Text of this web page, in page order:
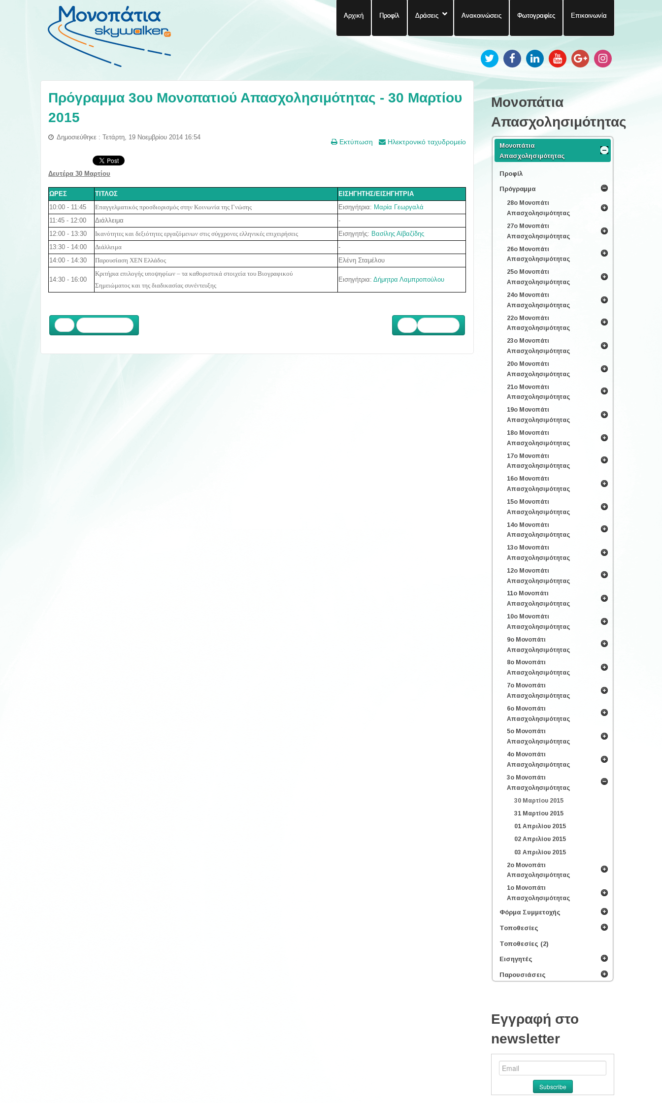
Αρχική Προφίλ Δράσεις Ανακοινώσεις Φωτογραφίες Επικοινωνία
Πρόγραμμα 3ου Μονοπατιού Απασχολησιμότητας - 30 Μαρτίου
2015
Εκτύπωση Ηλεκτρονικό ταχυδρομείο
Δημοσιεύθηκε : Τετάρτη, 19 Νοεμβρίου 2014 16:54
Δευτέρα 30 Μαρτίου
ΩΡΕΣ ΤΙΤΛΟΣ
ΕΙΣΗΓΗΤΗΣ/ΕΙΣΗΓΗΤΡΙΑ
10:00 - 11:45
Επαγγελματικός προσδιορισμός στην Κοινωνία της Γνώσης Εισηγήτρια: Μαρία Γεωργαλά
11:45 - 12:00
Διάλλειμα
-
12:00 - 13:30
Ικανότητες και δεξιότητες εργαζόμενων στις σύγχρονες ελληνικές επιχειρήσεις Εισηγητής: Βασίλης Αϊβαζίδης
13:30 - 14:00
Διάλλειμα
-
14:00 - 14:30
Παρουσίαση ΧΕΝ Ελλάδος Ελένη Σταμέλου
14:30 - 16:00
Κριτήρια επιλογής υποψηφίων – τα καθοριστικά στοιχεία του Βιογραφικού
Σημειώματος και της διαδικασίας συνέντευξης
Εισηγήτρια: Δήμητρα Λαμπροπούλου
Μονοπάτια
Απασχολησιμότητας
Μονοπάτια
Απασχολησιμότητας
Προφίλ
Πρόγραμμα
28ο Μονοπάτι
Απασχολησιμότητας
27ο Μονοπάτι
Απασχολησιμότητας
26ο Μονοπάτι
Απασχολησιμότητας
25ο Μονοπάτι
Απασχολησιμότητας
24ο Μονοπάτι
Απασχολησιμότητας
22ο Μονοπάτι
Απασχολησιμότητας
23ο Μονοπάτι
Απασχολησιμότητας
20ο Μονοπάτι
Απασχολησιμότητας
21ο Μονοπάτι
Απασχολησιμότητας
19ο Μονοπάτι
Απασχολησιμότητας
18ο Μονοπάτι
Απασχολησιμότητας
17ο Μονοπάτι
Απασχολησιμότητας
16ο Μονοπάτι
Απασχολησιμότητας
15ο Μονοπάτι
Απασχολησιμότητας
14ο Μονοπάτι
Απασχολησιμότητας
13ο Μονοπάτι
Απασχολησιμότητας
12ο Μονοπάτι
Απασχολησιμότητας
11ο Μονοπάτι
Απασχολησιμότητας
10ο Μονοπάτι
Απασχολησιμότητας
9ο Μονοπάτι
Απασχολησιμότητας
8ο Μονοπάτι
Απασχολησιμότητας
7ο Μονοπάτι
Απασχολησιμότητας
6ο Μονοπάτι
Απασχολησιμότητας
5ο Μονοπάτι
Απασχολησιμότητας
4ο Μονοπάτι
Απασχολησιμότητας
3ο Μονοπάτι
Απασχολησιμότητας
30 Μαρτίου 2015
31 Μαρτίου 2015
01 Απριλίου 2015
02 Απριλίου 2015
03 Απριλίου 2015
2ο Μονοπάτι
Απασχολησιμότητας
1ο Μονοπάτι
Απασχολησιμότητας
Φόρμα Συμμετοχής
Τοποθεσίες
Τοποθεσίες (2)
Εισηγητές
Παρουσιάσεις
Εγγραφή στο
newsletter